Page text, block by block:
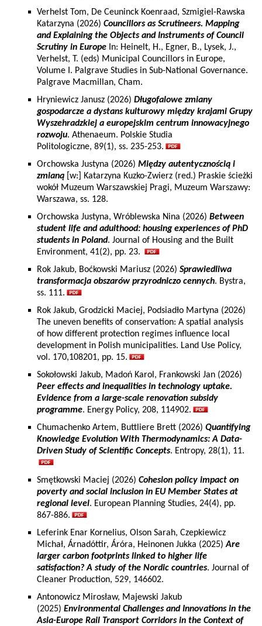
Verhelst Tom, De Ceuninck Koenraad, Szmigiel-Rawska
Katarzyna (2026) Councillors as Scrutineers. Mapping
and Explaining the Objects and Instruments of Council
Scrutiny in Europe In: Heinelt, H., Egner, B., Lysek, J.,
Verhelst, T. (eds) Municipal Councillors in Europe,
Volume I. Palgrave Studies in Sub-National Governance.
Palgrave Macmillan, Cham.
Hryniewicz Janusz (2026) Długofalowe zmiany
gospodarcze a dystans kulturowy między krajami Grupy
Wyszehradzkiej a europejskim centrum innowacyjnego
rozwoju. Athenaeum. Polskie Studia
Politologiczne, 89(1), ss. 235-253.
Orchowska Justyna (2026) Między autentycznością i
zmianą [w:] Katarzyna Kuzko-Zwierz (red.) Praskie ścieżki
wokół Muzeum Warszawskiej Pragi, Muzeum Warszawy:
Warszawa, ss. 128.
Orchowska Justyna, Wróblewska Nina (2026) Between
student life and adulthood: housing experiences of PhD
students in Poland. Journal of Housing and the Built
Environment, 41(2), pp. 23.
Rok Jakub, Boćkowski Mariusz (2026) Sprawiedliwa
transformacja obszarów przyrodniczo cennych. Bystra,
ss. 111.
Rok Jakub, Grodzicki Maciej, Podsiadło Martyna (2026)
The uneven benefits of conservation: A spatial analysis
of how different protection regimes influence local
development in Polish municipalities. Land Use Policy,
vol. 170,108201, pp. 15.
Sokołowski Jakub, Madoń Karol, Frankowski Jan (2026)
Peer effects and inequalities in technology uptake.
Evidence from a large-scale renovation subsidy
programme. Energy Policy, 208, 114902.
Chumachenko Artem, Buttliere Brett (2026) Quantifying
Knowledge Evolution With Thermodynamics: A Data-
Driven Study of Scientific Concepts. Entropy, 28(1), 11.
Smętkowski Maciej (2026) Cohesion policy impact on
poverty and social inclusion in EU Member States at
regional level. European Planning Studies, 24(4), pp.
867-886.
Leferink Enar Kornelius, Olson Sarah, Czepkiewicz
Michał, Árnadóttir, Áróra, Heinonen Jukka (2025)Are
larger carbon footprints linked to higher life
satisfaction? A study of the Nordic countries. Journal of
Cleaner Production, 529, 146602.
Antonowicz Mirosław, Majewski Jakub
(2025) Environmental Challenges and Innovations in the
Asia-Europe Rail Transport Corridors in the Context of